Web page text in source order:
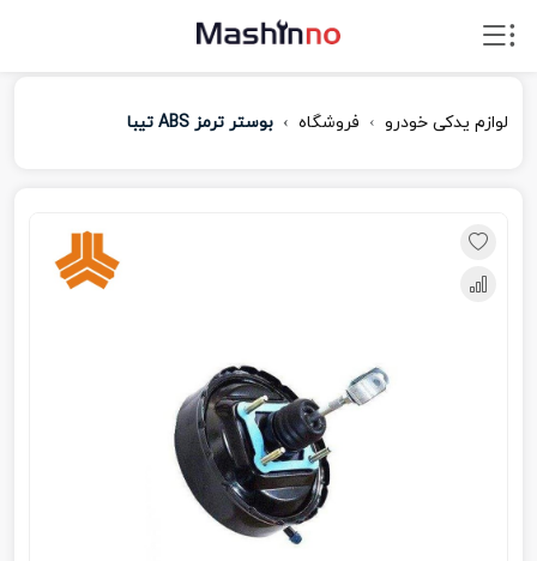
لوازم یدکی خودرو فروشگاه بوستر ترمز ABS تیبا